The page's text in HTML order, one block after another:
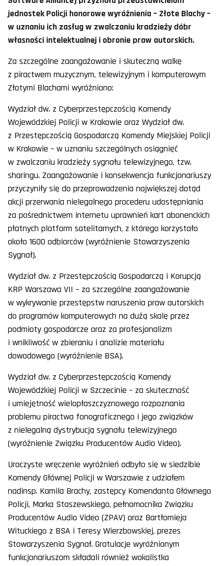
jednostek Policji honorowe wyróżnienia – Złote Blachy –
w uznaniu ich zasług w zwalczaniu kradzieży dóbr
własności intelektualnej i obronie praw autorskich.
Za szczególne zaangażowanie i skuteczną walkę
z piractwem muzycznym, telewizyjnym i komputerowym
Złotymi Blachami wyróżniono:
Wydział dw. z Cyberprzestępczością Komendy
Wojewódzkiej Policji w Krakowie oraz Wydział dw.
z Przestępczością Gospodarczą Komendy Miejskiej Policji
w Krakowie – w uznaniu szczególnych osiągnięć
w zwalczaniu kradzieży sygnału telewizyjnego, tzw.
sharingu. Zaangażowanie i konsekwencja funkcjonariuszy
przyczyniły się do przeprowadzenia największej dotąd
akcji przerwania nielegalnego procederu udostępniania
za pośrednictwem internetu uprawnień kart abonenckich
płatnych platform satelitarnych, z którego korzystało
około 1600 odbiorców (wyróżnienie Stowarzyszenia
Sygnał).
Wydział dw. z Przestępczością Gospodarczą i Korupcją
KRP Warszawa VII – za szczególne zaangażowanie
w wykrywanie przestępstw naruszenia praw autorskich
do programów komputerowych na dużą skalę przez
podmioty gospodarcze oraz za profesjonalizm
i wnikliwość w zbieraniu i analizie materiału
dowodowego (wyróżnienie BSA).
Wydział dw. z Cyberprzestępczością Komendy
Wojewódzkiej Policji w Szczecinie – za skuteczność
i umiejętność wielopłaszczyznowego rozpoznania
problemu piractwa fonograficznego i jego związków
z nielegalną dystrybucją sygnału telewizyjnego
(wyróżnienie Związku Producentów Audio Video).
Uroczyste wręczenie wyróżnień odbyło się w siedzibie
Komendy Głównej Policji w Warszawie z udziałem
nadinsp. Kamila Brachy, zastępcy Komendanta Głównego
Policji, Marka Staszewskiego, pełnomocnika Związku
Producentów Audio Video (ZPAV) oraz Bartłomieja
Wituckiego z BSA i Teresy Wierzbowskiej, prezes
Stowarzyszenia Sygnał. Gratulacje wyróżnionym
funkcjonariuszom składali również wokalistka